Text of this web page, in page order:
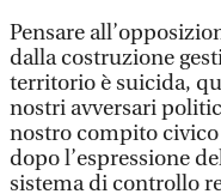
Pensare
dalla costruzione
territorio è suicida,
nostri avversari
nostro compito
dopo l’espressione
sistema di controllo